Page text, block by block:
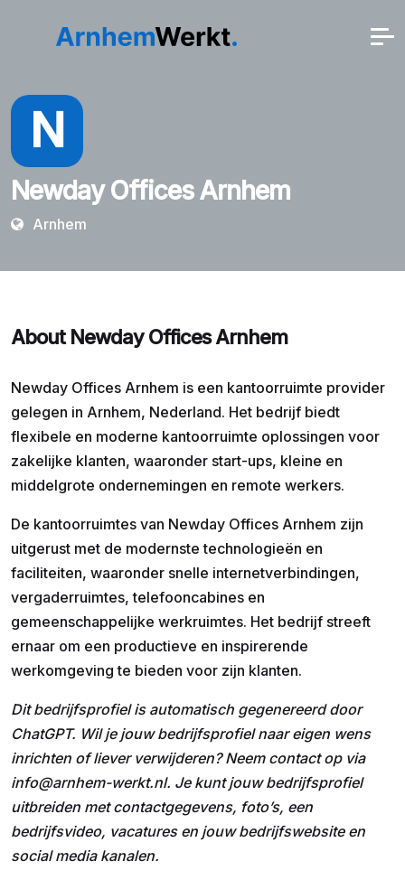
N
Newday Offices Arnhem
Arnhem
About Newday Offices Arnhem
Newday Offices Arnhem is een kantoorruimte provider
gelegen in Arnhem, Nederland. Het bedrijf biedt
flexibele en moderne kantoorruimte oplossingen voor
zakelijke klanten, waaronder start-ups, kleine en
middelgrote ondernemingen en remote werkers.
De kantoorruimtes van Newday Offices Arnhem zijn
uitgerust met de modernste technologieën en
faciliteiten, waaronder snelle internetverbindingen,
vergaderruimtes, telefooncabines en
gemeenschappelijke werkruimtes. Het bedrijf streeft
ernaar om een productieve en inspirerende
werkomgeving te bieden voor zijn klanten.
Dit bedrijfsprofiel is automatisch gegenereerd door
ChatGPT. Wil je jouw bedrijfsprofiel naar eigen wens
inrichten of liever verwijderen? Neem contact op via
info@arnhem-werkt.nl. Je kunt jouw bedrijfsprofiel
uitbreiden met contactgegevens, foto’s, een
bedrijfsvideo, vacatures en jouw bedrijfswebsite en
social media kanalen.